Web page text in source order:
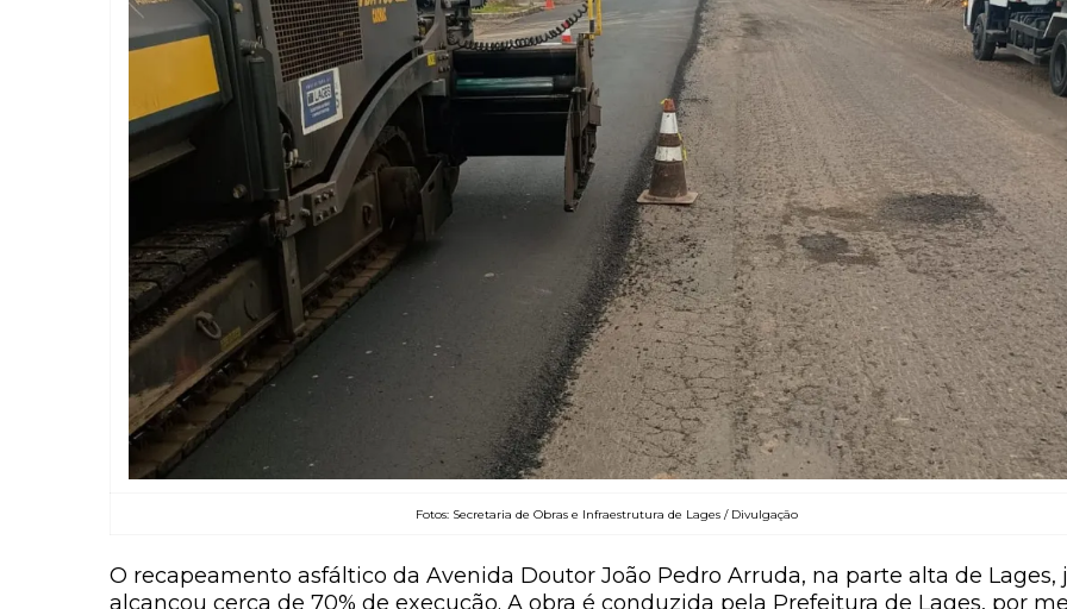
Fotos: Secretaria de Obras e Infraestrutura de Lages / Divulgação
O recapeamento asfáltico da Avenida Doutor João Pedro Arruda, na parte alta de Lages,
alcançou cerca de 70% de execução. A obra é conduzida pela Prefeitura de Lages, por